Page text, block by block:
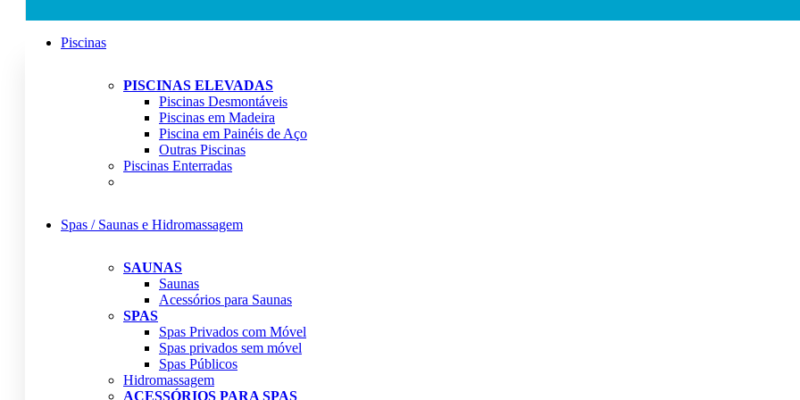
Piscinas
PISCINAS ELEVADAS
Piscinas Desmontáveis
Piscinas em Madeira
Piscina em Painéis de Aço
Outras Piscinas
Piscinas Enterradas
Spas / Saunas e Hidromassagem
SAUNAS
Saunas
Acessórios para Saunas
SPAS
Spas Privados com Móvel
Spas privados sem móvel
Spas Públicos
Hidromassagem
ACESSÓRIOS PARA SPAS